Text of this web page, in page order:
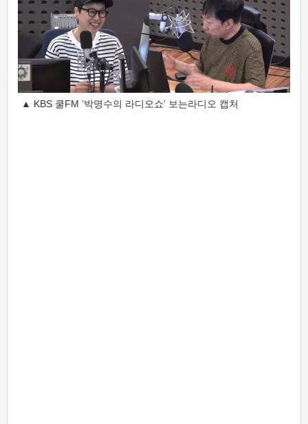
▲ KBS 쿨FM ‘박명수의 라디오쇼’ 보는라디오 캡처